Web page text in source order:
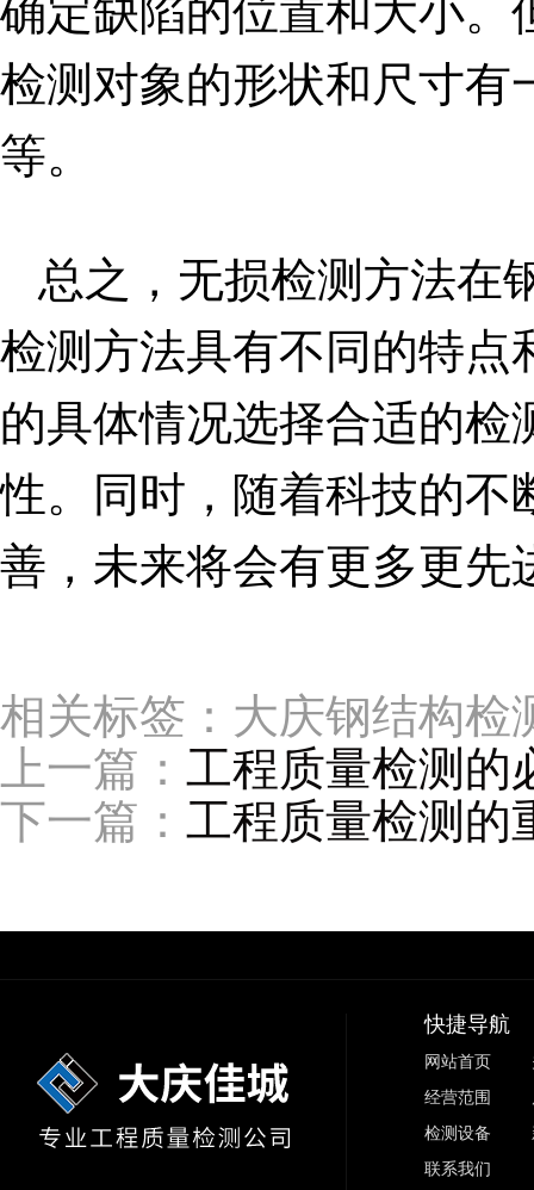
确定缺陷的位置和大小。
检测对象的形状和尺寸有
等。
总之，无损检测方法在
检测方法具有不同的特点
的具体情况选择合适的
性。同时，随着科技的不
善，未来将会有更多更先
相关标签：大庆钢结构
上一篇： 工程质量检测的
下一篇： 工程质量检测的
快捷导航
网站首页
经营范围
检测设备
联系我们